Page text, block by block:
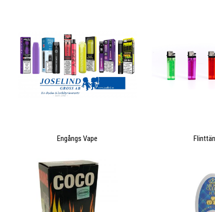
Engångs Vape
Nyttja våra stordriftsfördelar på
150 milj i fraktvolym!